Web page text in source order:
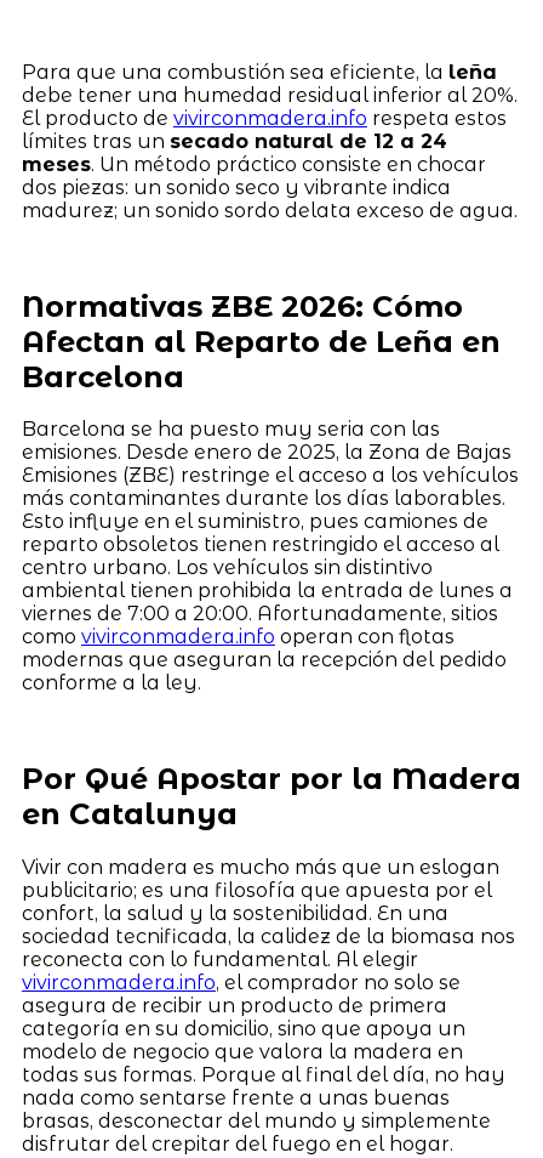
Para que una combustión sea eficiente, la leña
debe tener una humedad residual inferior al 20%.
El producto de vivirconmadera.info respeta estos
límites tras un secado natural de 12 a 24
meses. Un método práctico consiste en chocar
dos piezas: un sonido seco y vibrante indica
madurez; un sonido sordo delata exceso de agua.
Normativas ZBE 2026: Cómo
Afectan al Reparto de Leña en
Barcelona
Barcelona se ha puesto muy seria con las
emisiones. Desde enero de 2025, la Zona de Bajas
Emisiones (ZBE) restringe el acceso a los vehículos
más contaminantes durante los días laborables.
Esto influye en el suministro, pues camiones de
reparto obsoletos tienen restringido el acceso al
centro urbano. Los vehículos sin distintivo
ambiental tienen prohibida la entrada de lunes a
viernes de 7:00 a 20:00. Afortunadamente, sitios
como vivirconmadera.info operan con flotas
modernas que aseguran la recepción del pedido
conforme a la ley.
Por Qué Apostar por la Madera
en Catalunya
Vivir con madera es mucho más que un eslogan
publicitario; es una filosofía que apuesta por el
confort, la salud y la sostenibilidad. En una
sociedad tecnificada, la calidez de la biomasa nos
reconecta con lo fundamental. Al elegir
vivirconmadera.info, el comprador no solo se
asegura de recibir un producto de primera
categoría en su domicilio, sino que apoya un
modelo de negocio que valora la madera en
todas sus formas. Porque al final del día, no hay
nada como sentarse frente a unas buenas
brasas, desconectar del mundo y simplemente
disfrutar del crepitar del fuego en el hogar.